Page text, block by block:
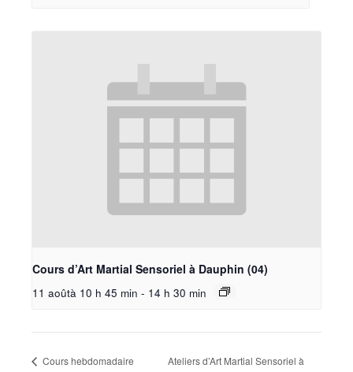
Cours d’Art Martial Sensoriel à Dauphin (04)
11 aoûtà 10 h 45 min - 14 h 30 min
Cours hebdomadaire Ateliers d’Art Martial Sensoriel à